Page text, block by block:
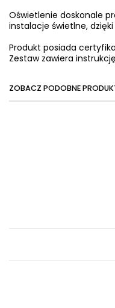
Oświetlenie doskonale
instalacje świetlne,
Produkt posiada
Zestaw zawiera
ZOBACZ PODOBNE